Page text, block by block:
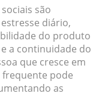
são
diário,
do produto
a continuidade do
que cresce em
pode
as